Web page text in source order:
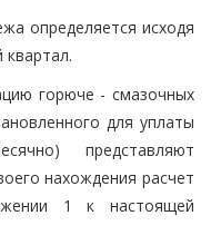
определяется исходя
горюче - смазочных
для уплаты
представляют
нахождения расчет
1 к настоящей